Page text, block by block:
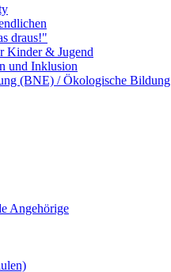
draus!"
Kinder & Jugend
und Inklusion
(BNE) / Ökologische Bildung
Angehörige